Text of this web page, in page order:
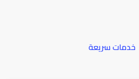
خدمات سريعة